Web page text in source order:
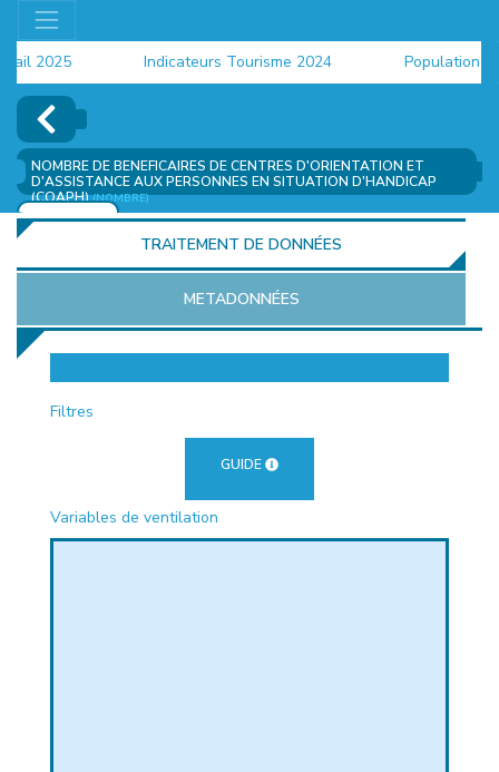
2025 Indicateurs Tourisme 2024 Population 2024
NOMBRE DE BENEFICAIRES DE CENTRES D'ORIENTATION ET
D'ASSISTANCE AUX PERSONNES EN SITUATION D'HANDICAP
(COAPH)(NOMBRE)
AJOUTER
TRAITEMENT DE DONNÉES
METADONNÉES
Filtres
GUIDE
Variables de ventilation